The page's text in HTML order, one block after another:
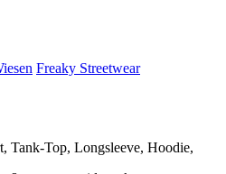
Freaky Streetwear
Tank-Top, Longsleeve, Hoodie,